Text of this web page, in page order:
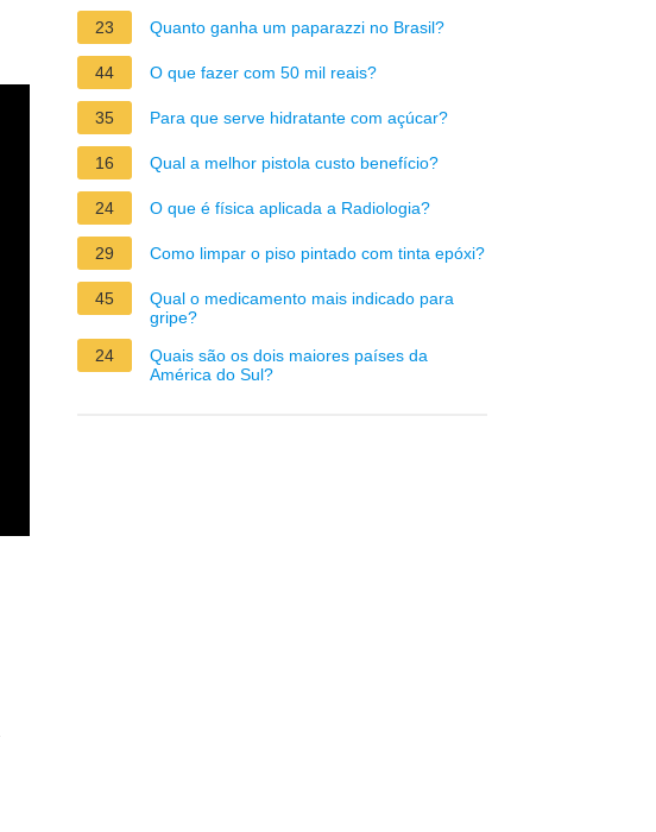
23
Quanto ganha um paparazzi no Brasil?
44 O que fazer com 50 mil reais?
35 Para que serve hidratante com açúcar?
16 Qual a melhor pistola custo benefício?
24 O que é física aplicada a Radiologia?
29 Como limpar o piso pintado com tinta epóxi?
45
Qual o medicamento mais indicado para
gripe?
24
Quais são os dois maiores países da
América do Sul?